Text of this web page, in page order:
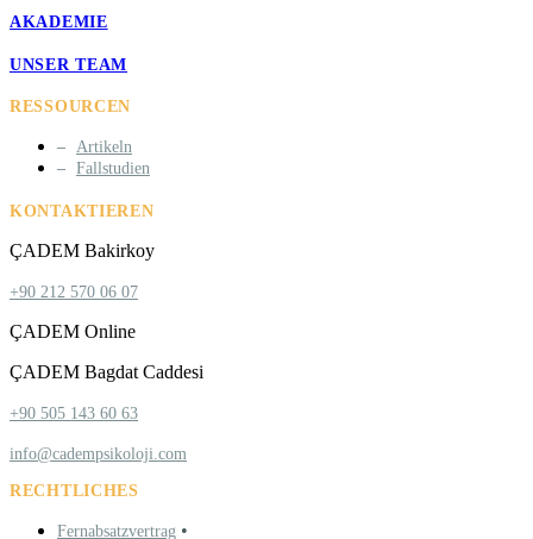
AKADEMIE
UNSER TEAM
RESSOURCEN
Artikeln
Fallstudien
KONTAKTIEREN
ÇADEM Bakirkoy
+90 212 570 06 07
ÇADEM Online
ÇADEM Bagdat Caddesi
+90 505 143 60 63
info@cadempsikoloji.com
RECHTLICHES
Fernabsatzvertrag •